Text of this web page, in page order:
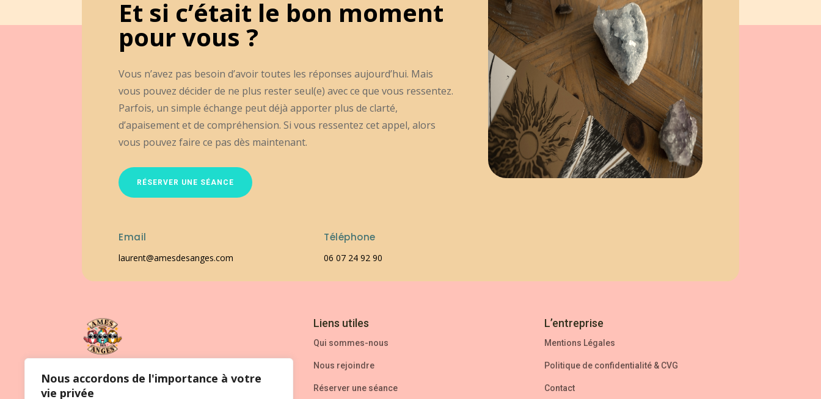
Nous accordons de l'importance à votre
vie privée
Et si c’était le bon moment
pour vous ?
Vous n’avez pas besoin d’avoir toutes les réponses aujourd’hui. Mais
vous pouvez décider de ne plus rester seul(e) avec ce que vous ressentez.
Parfois, un simple échange peut déjà apporter plus de clarté,
d’apaisement et de compréhension. Si vous ressentez cet appel, alors
vous pouvez faire ce pas dès maintenant.
RÉSERVER UNE SÉANCE
Email
laurent@amesdesanges.com
Téléphone
06 07 24 92 90
Laissez-vous guider par mon intuition et mon
Liens utiles
Qui sommes-nous
Nous rejoindre
Réserver une séance
L’entreprise
Mentions Légales
Politique de confidentialité& CVG
Contact